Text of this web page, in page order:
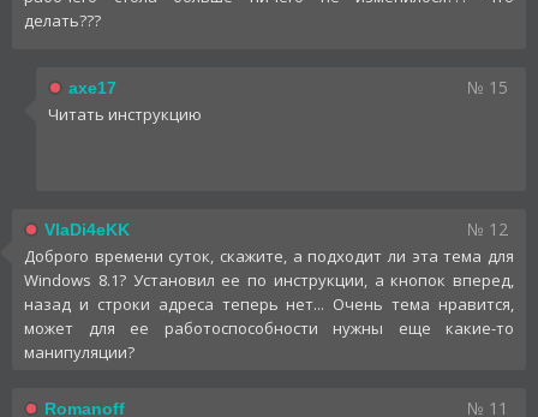
делать???
axe17 № 15
Читать инструкцию
VlaDi4eKK № 12
Доброго времени суток, скажите, а подходит ли эта тема для
Windows 8.1? Установил ее по инструкции, а кнопок вперед,
назад и строки адреса теперь нет... Очень тема нравится,
может для ее работоспособности нужны еще какие-то
манипуляции?
Romanoff № 11